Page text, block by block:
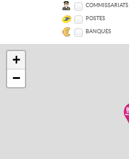
COMMISSARIATS
POSTES
BANQUES
+
−